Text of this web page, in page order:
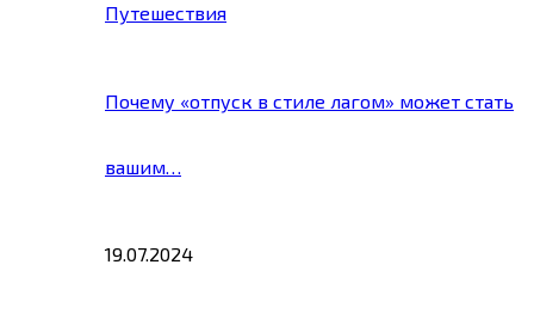
Путешествия
Почему «отпуск в стиле лагом» может стать
вашим…
19.07.2024